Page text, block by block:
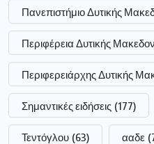
Πανεπιστήμιο Δυτικής
Περιφέρεια Δυτικής
Περιφερειάρχης Δυτικής
Σημαντικές ειδήσεις (177)
Τεντόγλου (63) ααδε